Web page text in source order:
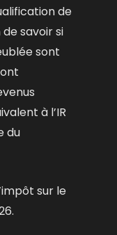
de
savoir si
sont
à l’IR
du
sur le